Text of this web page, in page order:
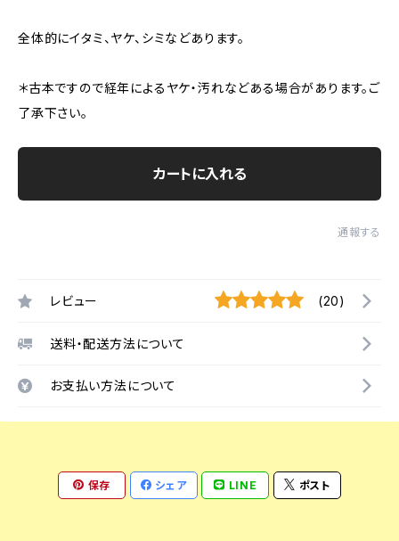
全体的にイタミ、ヤケ、シミなどあります。
＊古本ですので経年によるヤケ・汚れなどある場合があります。ご
了承下さい。
カートに入れる
通報する
レビュー (20)
送料・配送方法について
お支払い方法について
保存 シェア LINE ポスト